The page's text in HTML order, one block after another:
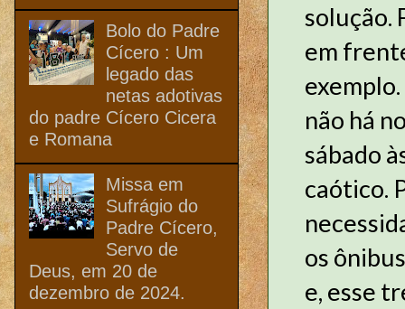
solução.
em
não há
sábado
caótico.
os
e, esse
Bolo do Padre
Cícero : Um
legado das
netas adotivas
do padre Cícero Cicera
e Romana
Missa em
Sufrágio do
Padre Cícero,
Servo de
Deus, em 20 de
dezembro de 2024.